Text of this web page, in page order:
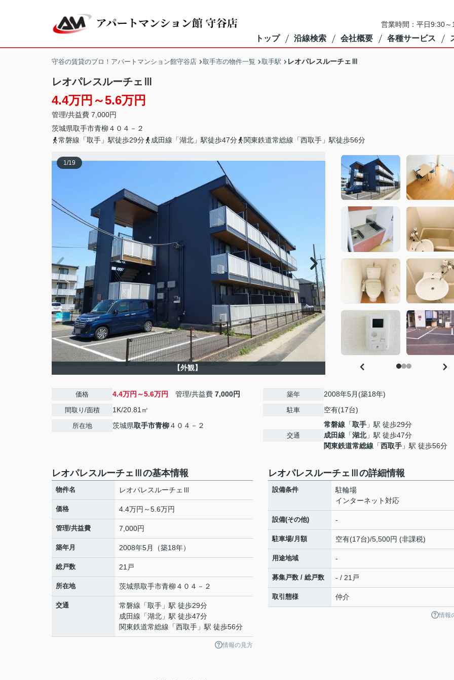
営業時間：平日9:30
トップ 沿線検索 会社概要 各種サービス
守谷の賃貸のプロ！アパートマンション館守谷店 取手市の物件一覧 取手駅 レオパレスルーチェⅢ
レオパレスルーチェⅢ
4.4万円～5.6万円
管理/共益費 7,000円
茨城県取手市青柳 ４０４－２
常磐線「取手」駅徒歩29分
成田線「湖北」駅徒歩47分 関東鉄道常総線「西取手」駅徒歩56分
1/19
【外観】
価格 4.4万円～5.6万円 管理/共益費 7,000円
間取り/面積 1K/20.81㎡
所在地 茨城県取手市青柳４０４－２
築年 2008年5月(築18年)
駐車 空有(17台)
交通
常磐線 「取手 」駅 徒歩29分
成田線 「湖北」駅 徒歩47分
関東鉄道常総線 「西取手 」駅 徒歩56分
レオパレスルーチェⅢの基本情報
物件名 レオパレスルーチェⅢ
価格 4.4万円～5.6万円
管理/共益費 7,000円
築年月 2008年5月（築18年）
総戸数 21戸
所在地 茨城県取手市青柳 ４０４－２
交通 常磐線 「取手 」駅 徒歩29分
成田線 「湖北 」駅 徒歩47分
関東鉄道常総線 「西取手 」駅 徒歩56分
情報の見方
レオパレスルーチェⅢの詳細情報
設備条件
駐輪場
インターネット対応
設備(その他) -
駐車場/月額 空有(17台)/5,500円 (非課税)
用途地域 -
募集戸数 / 総戸数 - / 21戸
取引態様 仲介
情報